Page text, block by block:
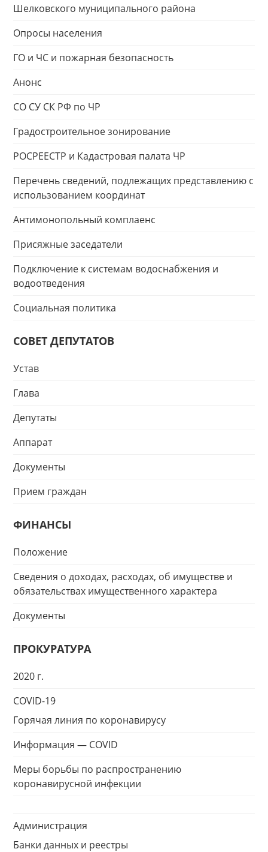
Шелковского муниципального района
Опросы населения
ГО и ЧС и пожарная безопасность
Анонс
СО СУ СК РФ по ЧР
Градостроительное зонирование
РОСРЕЕСТР и Кадастровая палата ЧР
Перечень сведений, подлежащих представлению с
использованием координат
Антимонопольный комплаенс
Присяжные заседатели
Подключение к системам водоснабжения и
водоотведения
Социальная политика
СОВЕТ ДЕПУТАТОВ
Устав
Глава
Депутаты
Аппарат
Документы
Прием граждан
ФИНАНСЫ
Положение
Сведения о доходах, расходах, об имуществе и
обязательствах имущественного характера
Документы
ПРОКУРАТУРА
2020 г.
COVID-19
Горячая линия по коронавирусу
Информация — COVID
Меры борьбы по распространению
коронавирусной инфекции
Администрация
Банки данных и реестры